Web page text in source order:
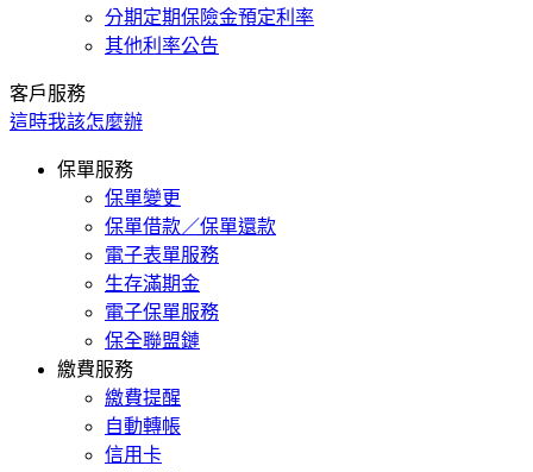
分期定期保險金預定利率
其他利率公告
客戶服務
這時我該怎麼辦
保單服務
保單變更
保單借款／保單還款
電子表單服務
生存滿期金
電子保單服務
保全聯盟鏈
繳費服務
繳費提醒
自動轉帳
信用卡